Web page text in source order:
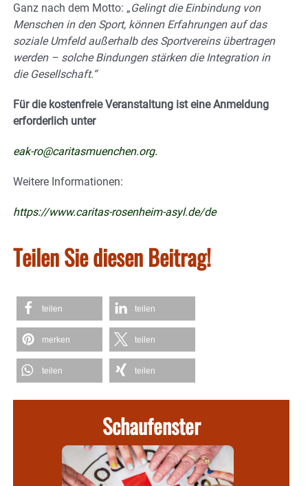
Ganz nach dem Motto: „Gelingt die Einbindung von
Menschen in den Sport, können Erfahrungen auf das
soziale Umfeld außerhalb des Sportvereins übertragen
werden – solche Bindungen stärken die Integration in
die Gesellschaft.“
Für die kostenfreie Veranstaltung ist eine Anmeldung
erforderlich unter
eak-ro@caritasmuenchen.org.
Weitere Informationen:
https://www.caritas-rosenheim-asyl.de/de
Teilen Sie diesen Beitrag!
teilen teilen
merken teilen
teilen teilen
Schaufenster